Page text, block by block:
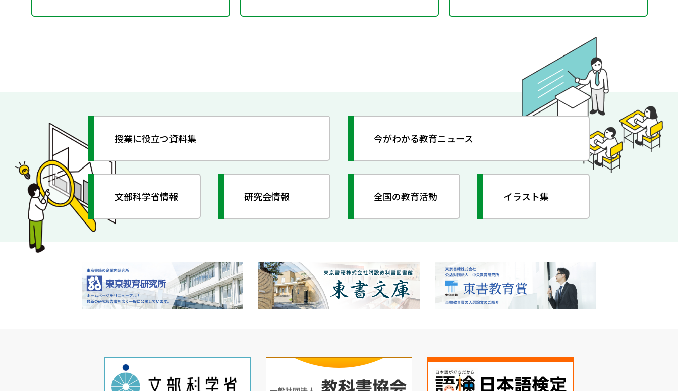
授業に役立つ資料集 今がわかる教育ニュース
文部科学省情報 研究会情報 全国の教育活動 イラスト集